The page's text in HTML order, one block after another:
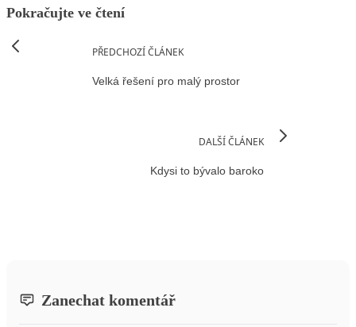
Pokračujte ve čtení
PŘEDCHOZÍ ČLÁNEK
Velká řešení pro malý prostor
DALŠÍ ČLÁNEK
Kdysi to bývalo baroko
Zanechat komentář